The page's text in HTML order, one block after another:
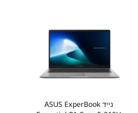
נייד ASUS ExperBook